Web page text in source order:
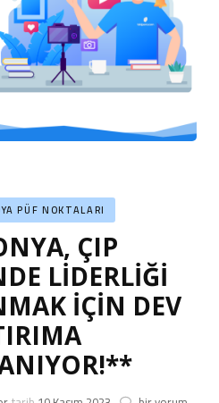
PÜF NOKTALARI
ÇIP
LİDERLİĞİ
İÇİN DEV